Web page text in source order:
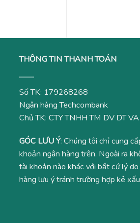
THÔNG TIN THANH TOÁN
Số TK: 179268268
Ngân hàng Techcombank
Chủ TK: CTY TNHH TM DV DT
GÓC LƯU Ý: Chúng tôi chỉ cung
khoản ngân hàng trên. Ngoài ra
tài khoản nào khác với bất cứ lý
hàng lưu ý tránh trường hợp kẻ